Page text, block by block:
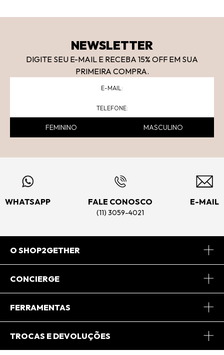
NEWSLETTER
DIGITE SEU E-MAIL E RECEBA 15% OFF EM SUA
PRIMEIRA COMPRA.
FEMININO MASCULINO
WHATSAPP FALE CONOSCO
(11) 3059-4021
E-MAIL
O SHOP2GETHER
Sobre Nós
Journal
CONCIERGE
Central de Relacionamento
FERRAMENTAS
Minha Conta
TROCAS E DEVOLUÇÕES